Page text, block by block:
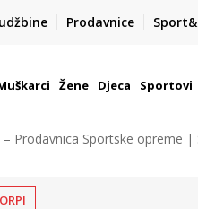
Prodavnice
POZOVITE NAS NA : 055/490-
Pon-Pet od 9h - 16h
Žene Djeca Sportovi
– Prodavnica Sportske opreme |